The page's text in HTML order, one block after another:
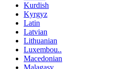
Kurdish
Kyrgyz
Latin
Latvian
Lithuanian
Luxembou..
Macedonian
Malagasy